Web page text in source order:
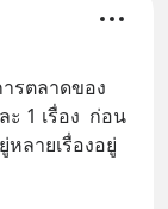
รตลาดของ
1 เรื่อง  ก่อน
ลายเรื่องอยู่